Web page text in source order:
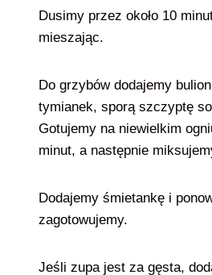
Dusimy przez około 10
mieszając.
Do grzybów dodajemy
tymianek, sporą szczyptę
Gotujemy na niewielkim
minut, a następnie
Dodajemy śmietankę i
zagotowujemy.
Jeśli zupa jest za gęsta,